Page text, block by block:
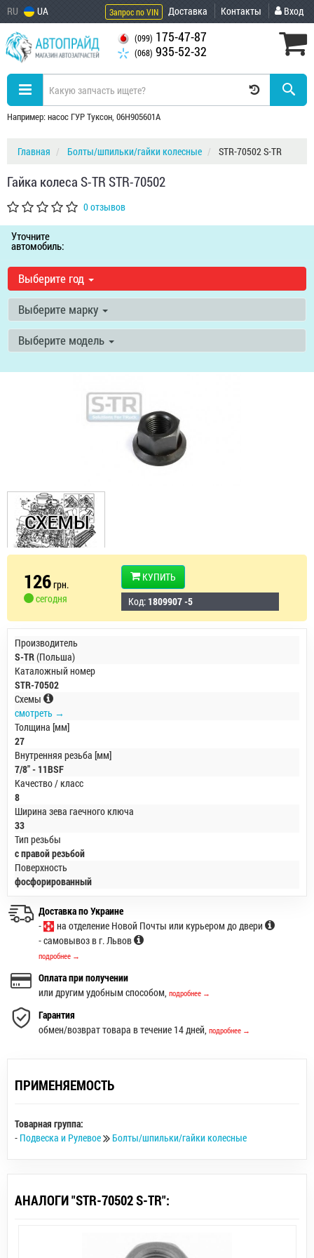
RU UA Запрос по VIN Доставка Контакты Вход
(099) 175-47-87
(068) 935-52-32
Например: насос ГУР Туксон, 06H905601A
Главная Болты/шпильки/гайки колесные STR-70502 S-TR
Гайка колеса S-TR STR-70502
0 отзывов
Уточните
автомобиль:
Выберите год
Выберите марку
Выберите модель
126грн.
сегодня
КУПИТЬ
Код: 1809907 -5
Производитель
S-TR(Польша)
Каталожный номер
STR-70502
Схемы
смотреть →
Толщина [мм]
27
Внутренняя резьба [мм]
7/8" - 11BSF
Качество / класс
8
Ширина зева гаечного ключа
33
Тип резьбы
с правой резьбой
Поверхность
фосфорированный
Доставка по Украине
-
на отделение Новой Почты или курьером до двери
- самовывоз в г. Львов
подробнее →
Оплата при получении
или другим удобным способом, подробнее →
Гарантия
обмен/возврат товара в течение 14 дней, подробнее →
ПРИМЕНЯЕМОСТЬ
Товарная группа:
- Подвеска и Рулевое Болты/шпильки/гайки колесные
АНАЛОГИ "STR-70502 S-TR":